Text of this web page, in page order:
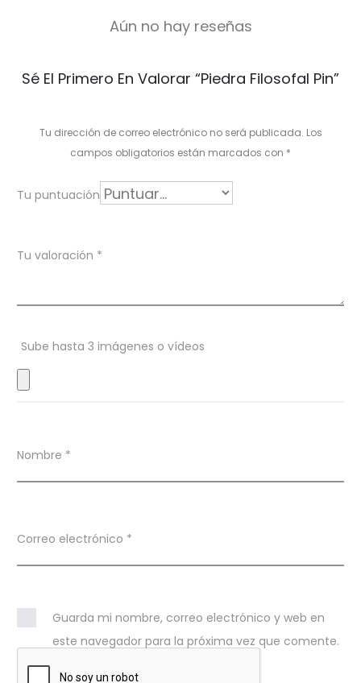
V
a
r
i
o
e
s
Aún no hay reseñas
Sé El Primero En Valorar “Piedra Filosofal Pin”
Tu dirección de correo electrónico no será publicada. Los
campos obligatorios están marcados con *
Tu puntuación
Tu valoración *
Sube hasta 3 imágenes o vídeos
Nombre *
Correo electrónico *
Guarda mi nombre, correo electrónico y web en
este navegador para la próxima vez que comente.